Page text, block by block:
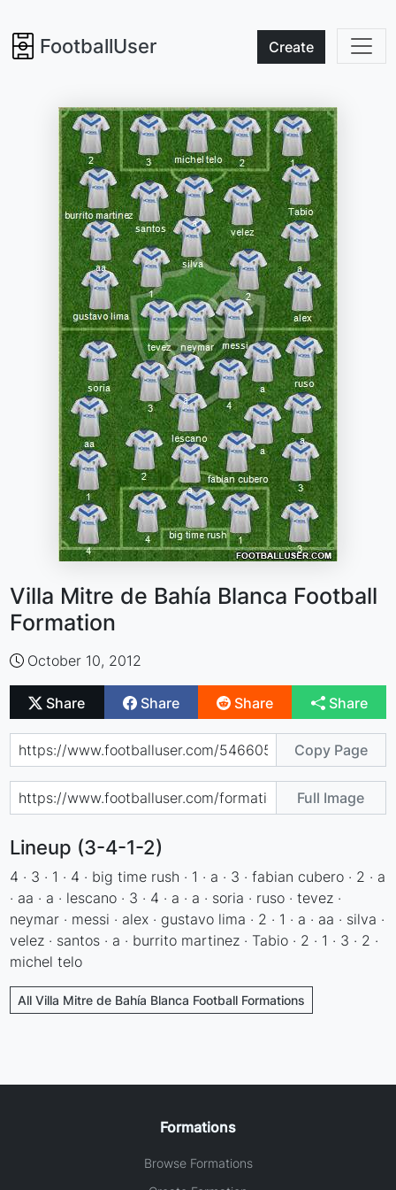
FootballUser Create
Villa Mitre de Bahía Blanca Football
Formation
October 10, 2012
Share Share Share Share
Copy Page
Full Image
Lineup (3-4-1-2)
4 · 3 · 1 · 4 · big time rush · 1 · a · 3 · fabian cubero · 2 · a
· aa · a · lescano · 3 · 4 · a · a · soria · ruso · tevez ·
neymar · messi · alex · gustavo lima · 2 · 1 · a · aa · silva ·
velez · santos · a · burrito martinez · Tabio · 2 · 1 · 3 · 2 ·
michel telo
All Villa Mitre de Bahía Blanca Football Formations
Formations
Browse Formations